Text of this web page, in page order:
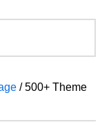
/500+ Theme